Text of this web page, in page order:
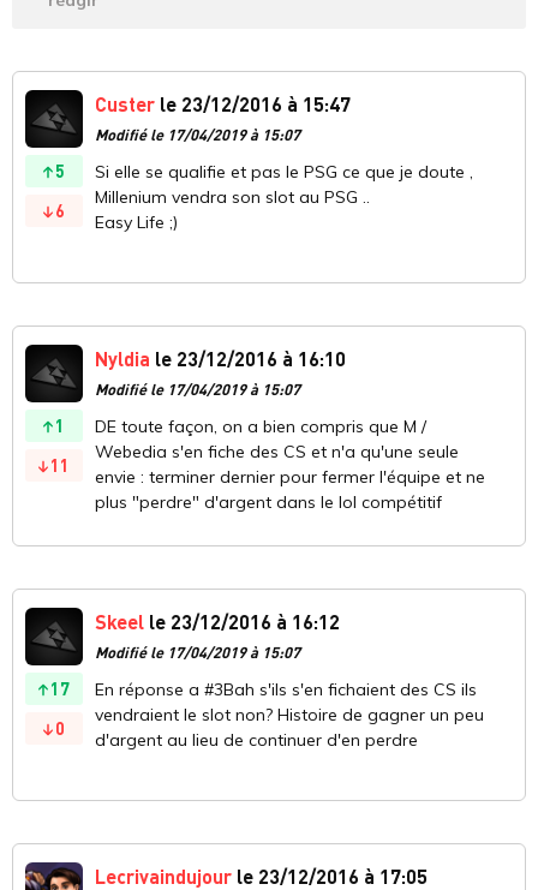
5
6
Custer le 23/12/2016 à 15:47
Modifié le 17/04/2019 à 15:07
Si elle se qualifie et pas le PSG ce que je doute ,
Millenium vendra son slot au PSG ..
Easy Life ;)
1
11
Nyldia le 23/12/2016 à 16:10
Modifié le 17/04/2019 à 15:07
DE toute façon, on a bien compris que M /
Webedia s'en fiche des CS et n'a qu'une seule
envie : terminer dernier pour fermer l'équipe et ne
plus "perdre" d'argent dans le lol compétitif
17
0
Skeel le 23/12/2016 à 16:12
Modifié le 17/04/2019 à 15:07
En réponse a #3Bah s'ils s'en fichaient des CS ils
vendraient le slot non? Histoire de gagner un peu
d'argent au lieu de continuer d'en perdre
Lecrivaindujour le 23/12/2016 à 17:05